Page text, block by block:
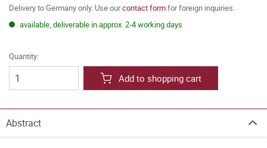
Delivery to Germany only. Use ourcontact formfor foreign inquiries.
available, deliverable in approx. 2-4 working days
Quantity:
Add to shopping cart
Abstract